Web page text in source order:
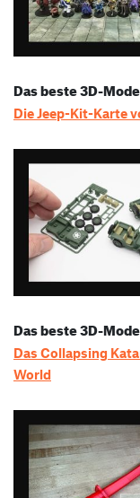
Das beste 3D-
Die Jeep-Kit-Karte
Das beste 3D-
Das Collapsing
World